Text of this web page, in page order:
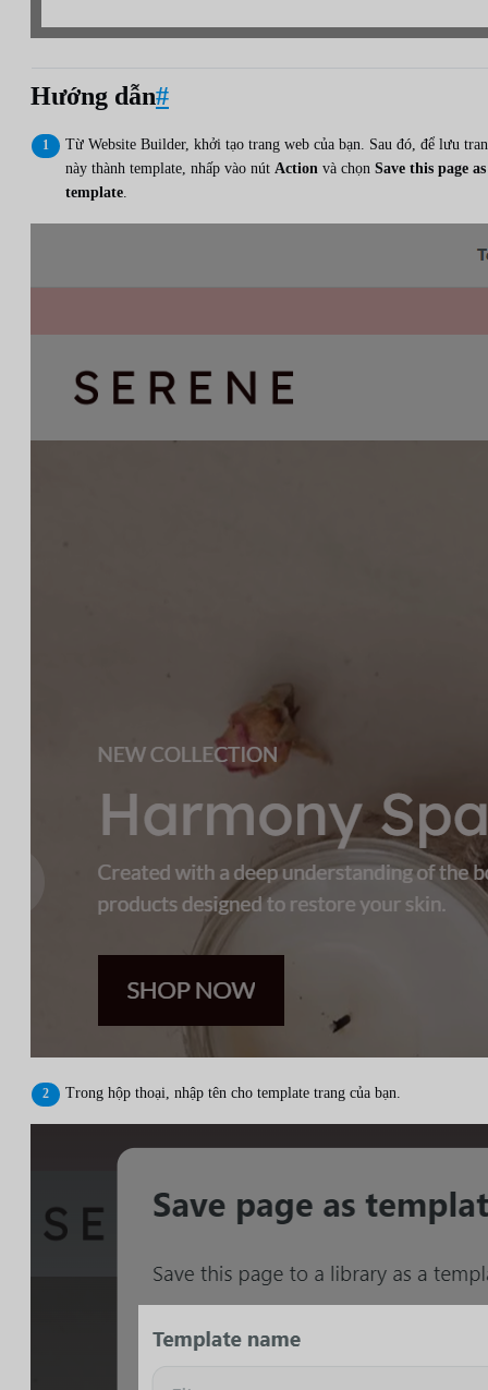
Hướng dẫn#
Từ Website Builder, khởi tạo trang web của bạn. Sau đó, để lưu
này thành template, nhấp vào nút Action và chọn Save this page
template
Trong hộp thoại, nhập tên cho template trang của bạn.